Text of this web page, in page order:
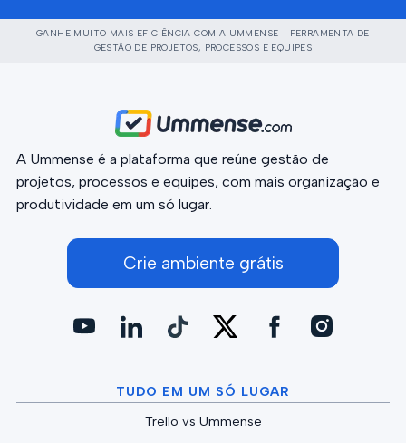
GANHE MUITO MAIS EFICIÊNCIA COM A UMMENSE - FERRAMENTA DE
GESTÃO DE PROJETOS, PROCESSOS E EQUIPES
A Ummense é a plataforma que reúne gestão de
projetos, processos e equipes, com mais organização e
produtividade em um só lugar.
Crie ambiente grátis
TUDO EM UM SÓ LUGAR
Trello vs Ummense